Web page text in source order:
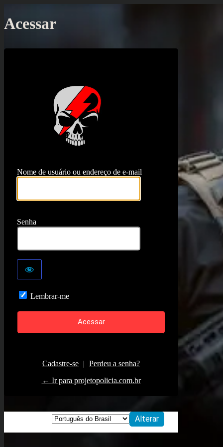
Acessar
Nome de usuário ou endereço de e-mail
Senha
Lembrar-me
Cadastre-se | Perdeu a senha?
← Ir para projetopolicia.com.br